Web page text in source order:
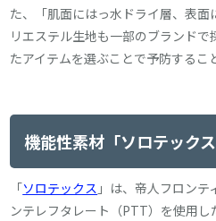
た、「肌面にはっ水ドライ層、表
リエステル生地も一部のブランド
たアイテムを選ぶことで予防するこ
機能性素材「ソロテックス
「ソロテックス 」は、帝人フロン
ンテレフタレート（PTT）を使用